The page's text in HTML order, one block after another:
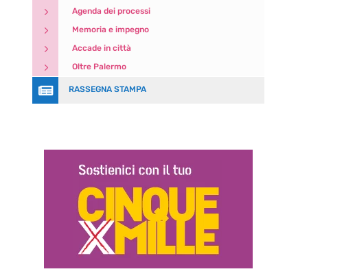
5 Agenda dei processi
5 Memoria e impegno
5 Accade in città
5 Oltre Palermo
 RASSEGNA STAMPA